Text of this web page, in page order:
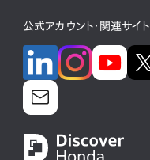
公式アカウント・関連サイト